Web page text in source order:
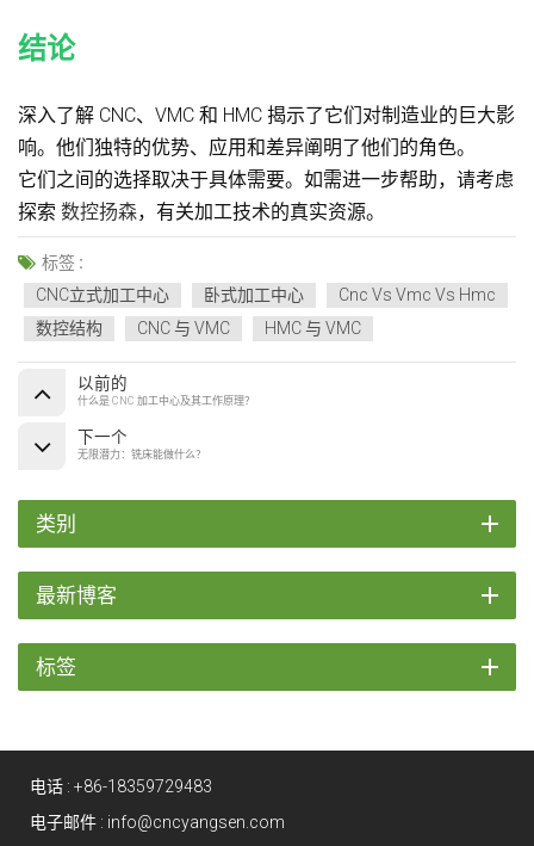
结论
深入了解 CNC、VMC 和 HMC 揭示了它们对制造业的巨大影
响。他们独特的优势、应用和差异阐明了他们的角色。
它们之间的选择取决于具体需要。如需进一步帮助，请考虑
探索 数控扬森，有关加工技术的真实资源。
标签 :
CNC立式加工中心
卧式加工中心
Cnc Vs Vmc Vs Hmc
数控结构
CNC 与 VMC HMC 与 VMC
以前的
什么是 CNC 加工中心及其工作原理？
下一个
无限潜力：铣床能做什么？
类别
最新博客
标签
电话 : +86-18359729483
电子邮件 : info@cncyangsen.com